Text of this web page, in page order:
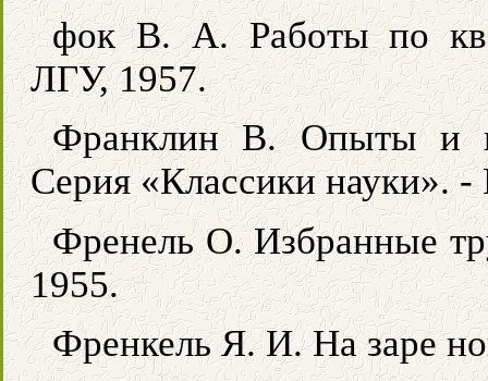
фок В. А. Работы по
ЛГУ, 1957.
Франклин В. Опыты и
Серия «Классики
Френель О. Избранные
1955.
Френкель Я. И. На заре